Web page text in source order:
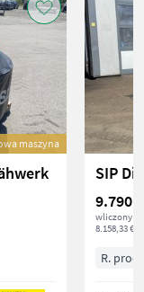
maszyna
SIP
9.790 €
wliczony
8.158,33 €
R.